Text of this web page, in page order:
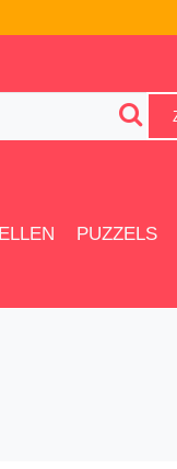
PUZZELS